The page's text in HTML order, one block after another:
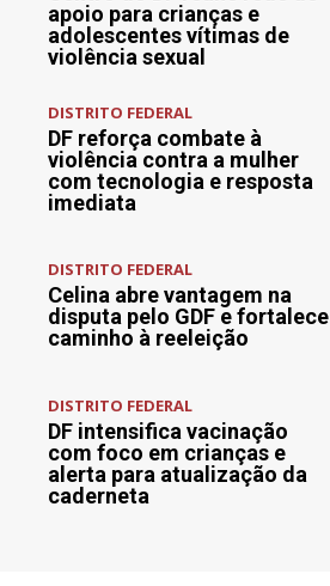
apoio para crianças e
adolescentes vítimas de
violência sexual
DISTRITO FEDERAL
DF reforça combate à
violência contra a mulher
com tecnologia e resposta
imediata
DISTRITO FEDERAL
Celina abre vantagem na
disputa pelo GDF e fortalece
caminho à reeleição
DISTRITO FEDERAL
DF intensifica vacinação
com foco em crianças e
alerta para atualização da
caderneta